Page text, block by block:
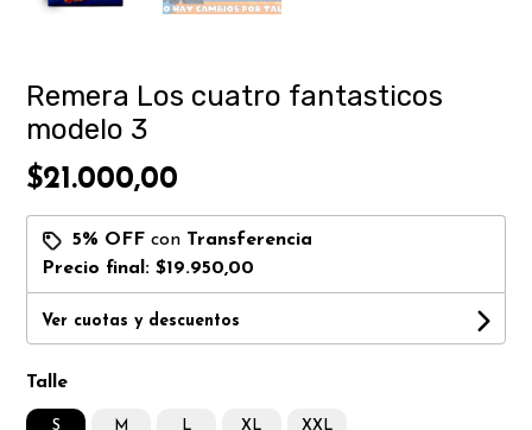
Remera Los cuatro fantasticos
modelo 3
$21.000,00
5% OFF con Transferencia
Precio final:$19.950,00
Ver cuotas y descuentos
Talle
S M L XL XXL